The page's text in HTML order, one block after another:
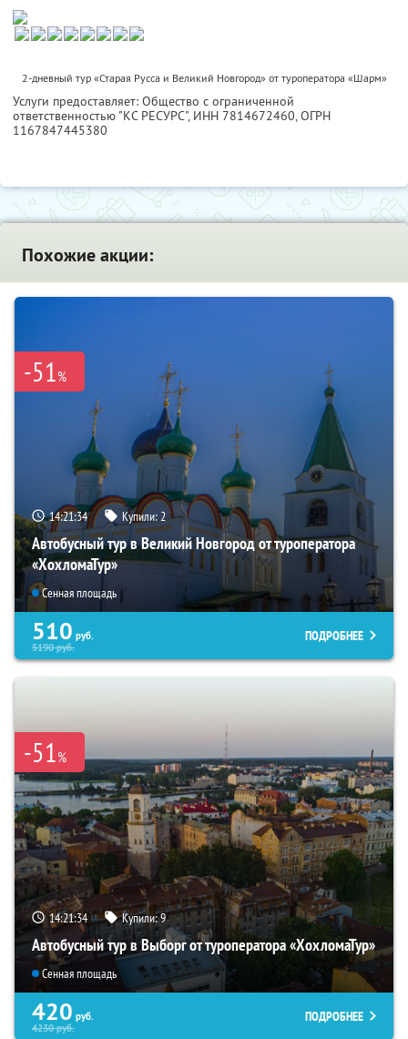
2-дневный тур «Старая Русса и Великий Новгород» от туроператора «Шарм»
Услуги предоставляет: Общество с ограниченной
ответственностью "КС РЕСУРС", ИНН 7814672460, ОГРН
1167847445380
Похожие акции:
-51%
14:21:33 Купили:2
Автобусный тур в Великий Новгород от туроператора
«ХохломаТур»
Сенная площадь
510 руб.
5190руб.
ПОДРОБНЕЕ
-51%
14:21:33 Купили:9
Автобусный тур в Выборг от туроператора «ХохломаТур»
Сенная площадь
420 руб.
4230руб.
ПОДРОБНЕЕ